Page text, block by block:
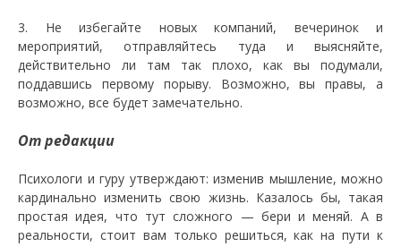
3. Не избегайте новых компаний, вечеринок и
мероприятий, отправляйтесь туда и выясняйте,
действительно ли там так плохо, как вы подумали,
поддавшись первому порыву. Возможно, вы правы, а
возможно, все будет замечательно.
От редакции
Психологи и гуру утверждают: изменив мышление, можно
кардинально изменить свою жизнь. Казалось бы, такая
простая идея, что тут сложного — бери и меняй. А в
реальности, стоит вам только решиться, как на пути к